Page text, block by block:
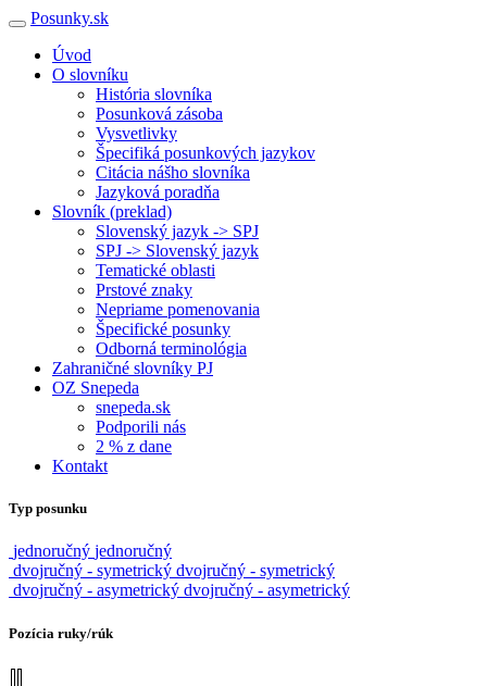
Posunky.sk
Úvod
O slovníku
História slovníka
Posunková zásoba
Vysvetlivky
Špecifiká posunkových jazykov
Citácia nášho slovníka
Jazyková poradňa
Slovník (preklad)
Slovenský jazyk -> SPJ
SPJ -> Slovenský jazyk
Tematické oblasti
Prstové znaky
Nepriame pomenovania
Špecifické posunky
Odborná terminológia
Zahraničné slovníky PJ
OZ Snepeda
snepeda.sk
Podporili nás
2 % z dane
Kontakt
Typ posunku
jednoručný jednoručný
dvojručný - symetrický dvojručný - symetrický
dvojručný - asymetrický dvojručný - asymetrický
Pozícia ruky/rúk